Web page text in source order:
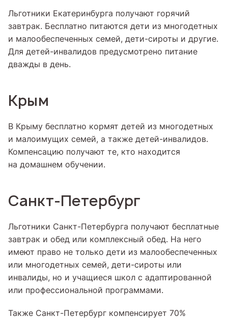
Льготники Екатеринбурга получают горячий
завтрак. Бесплатно питаются дети из многодетных
и малообеспеченных семей, дети-сироты и другие.
Для детей-инвалидов предусмотрено питание
дважды в день.
Крым
В Крыму бесплатно кормят детей из многодетных
и малоимущих семей, а также детей-инвалидов.
Компенсацию получают те, кто находится
на домашнем обучении.
Санкт-Петербург
Льготники Санкт-Петербурга получают бесплатные
завтрак и обед или комплексный обед. На него
имеют право не только дети из малообеспеченных
или многодетных семей, дети-сироты или
инвалиды, но и учащиеся школ с адаптированной
или профессиональной программами.
Также Санкт-Петербург компенсирует 70%